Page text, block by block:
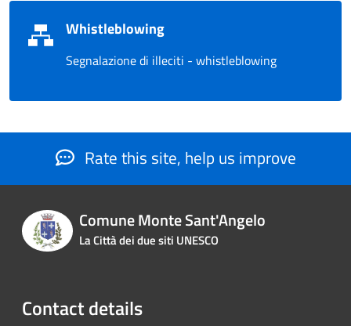
Whistleblowing
Segnalazione di illeciti - whistleblowing
Rate this site, help us improve
Comune Monte Sant'Angelo
La Città dei due siti UNESCO
Contact details